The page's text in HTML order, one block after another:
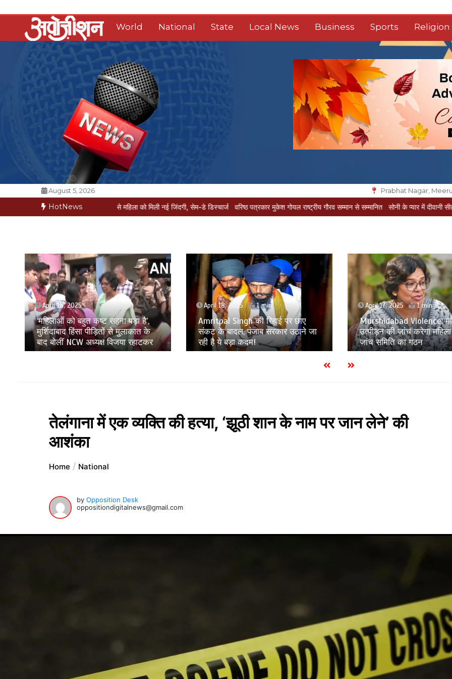
to
content
World National State Local News Business Sports Religion
Opposition Digital
August 5, 2026 Prabhat Nagar,
HotNews
मैक्स में नी-रिप्लेसमेंट से महिला को मिली नई जिंदगी, सेम-डे डिस्चार्ज वरिष्ठ पत्रकार मुकेश गोयल राष्ट्रीय गौरव सम्मान से सम्मानित सोनी के प्यार में दीवानी सीता पहुंची मेरठ
April 18, 2025
‘महिलाओं को बहुत कष्ट सहना पड़ा है’,
मुर्शिदाबाद हिंसा पीड़ितों से मुलाकात के
बाद बोलीं NCW अध्यक्ष विजया रहाटकर
April 18, 2025 1 min
Amritpal Singh की रिहाई पर छाए
संकट के बादल, पंजाब सरकार उठाने जा
रही है ये बड़ा कदम!
April 17, 2025 1 min
Murshidabad Violence:
उत्पीड़न की जांच करेगा
जांच समिति का गठन
तेलंगाना में एक व्यक्ति की हत्या, ‘झूठी शान के नाम पर जान लेने’ की
आशंका
Home National
by Opposition Desk
oppositiondigitalnews@gmail.com